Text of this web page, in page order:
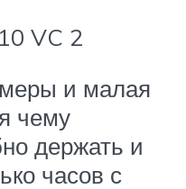
VC 2
и малая
чему
держать и
часов с